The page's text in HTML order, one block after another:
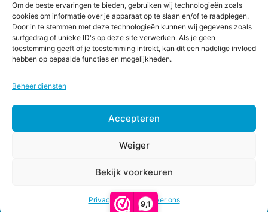
Om de beste ervaringen te bieden, gebruiken wij technologieën zoals
cookies om informatie over je apparaat op te slaan en/of te raadplegen.
Door in te stemmen met deze technologieën kunnen wij gegevens zoals
surfgedrag of unieke ID's op deze site verwerken. Als je geen
toestemming geeft of je toestemming intrekt, kan dit een nadelige invloed
hebben op bepaalde functies en mogelijkheden.
Beheer diensten
Accepteren
Weiger
Bekijk voorkeuren
Privacy & CookiesOver ons
9,1
Support
Retourneren
Privacybeleid
Betaalmethodes
BTW NL869560712B01
Toevoegen aan winkelwagen